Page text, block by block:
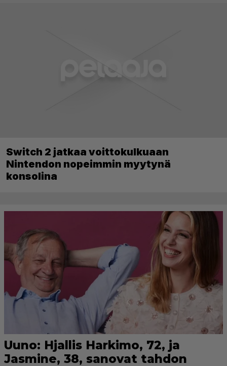
Switch 2 jatkaa voittokulkuaan
Nintendon nopeimmin myytynä
konsolina